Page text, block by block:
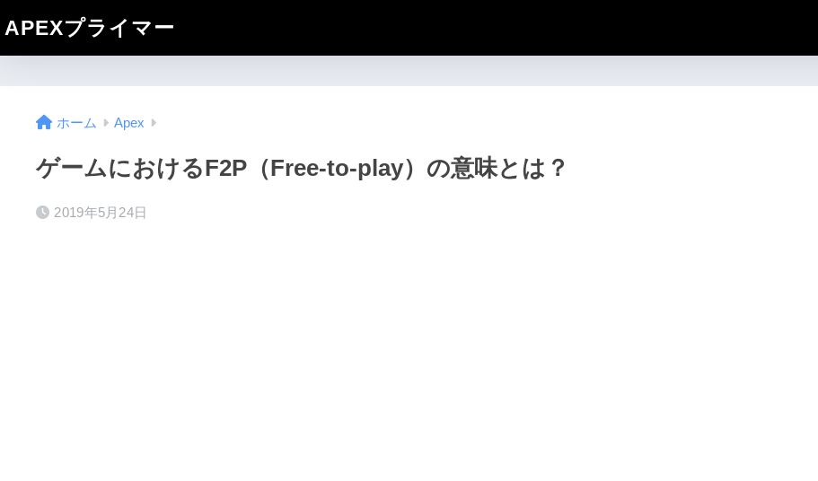
APEXプライマー
ホーム Apex
ゲームにおけるF2P（Free-to-play）の意味とは？
2019年5月24日